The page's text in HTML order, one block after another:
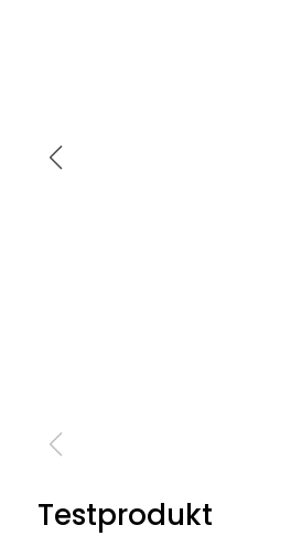
Testprodukt